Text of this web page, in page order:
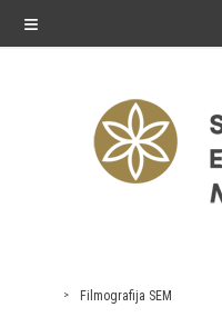
≡
razstaveFilmografija SEM